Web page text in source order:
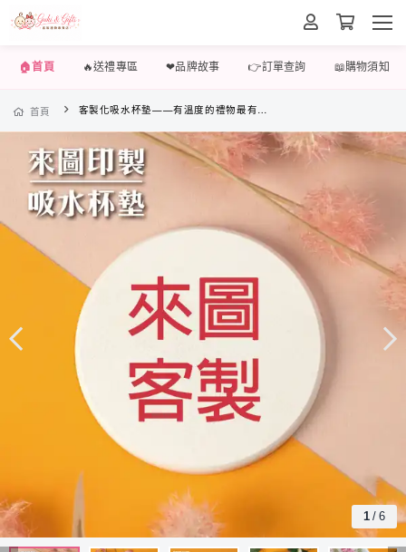
🏠首頁 🔥送禮專區 ❤品牌故事 👉訂單查詢 📖購物須知
首頁 客製化吸水杯墊——有溫度的禮物最有心 🥰
1 / 6